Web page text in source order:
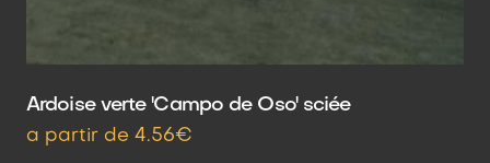
Ardoise verte 'Campo de Oso' sciée
a partir de 4.56€